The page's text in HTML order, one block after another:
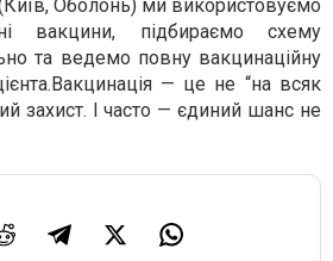
Оболонь) ми використовуємо
вакцини, підбираємо схему
та ведемо повну вакцинаційну
— це не “на всяк
захист. І часто — єдиний шанс не